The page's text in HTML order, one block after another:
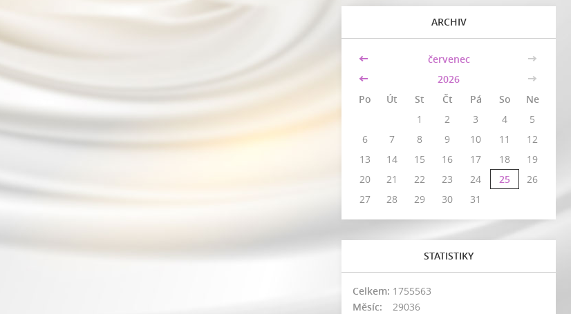
ARCHIV
<< červenec
>>
<<
2026
>>
Po
Út St Čt Pá So
Ne
1
2 3 4
5
6
7 8 9 10 11
12
13
14 15 16 17 18
19
20
21 22 23 24 25
26
27
28 29 30 31
STATISTIKY
Celkem: 1755563
Měsíc:
29036